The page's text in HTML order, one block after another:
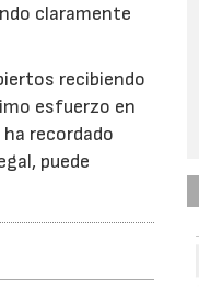
claramente
recibiendo
esfuerzo en
recordado
puede